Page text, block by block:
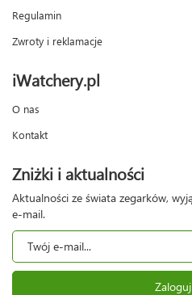
Regulamin
Zwroty i reklamacje
iWatchery.pl
O nas
Kontakt
Zniżki i aktualności
Aktualności ze świata zegarków,
e-mail.